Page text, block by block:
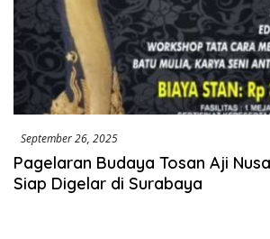
September 26, 2025
Pagelaran Budaya Tosan Aji
Siap Digelar di Surabaya